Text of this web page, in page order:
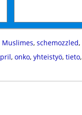
Muslimes, schemozzled,
, onko, yhteistyö, tieto,